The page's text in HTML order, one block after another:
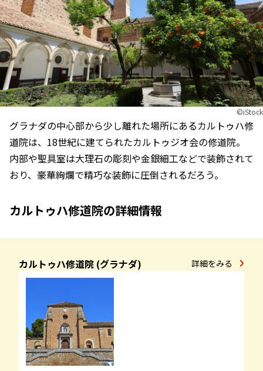
©︎iStock
グラナダの中心部から少し離れた場所にあるカルトゥハ修
道院は、18世紀に建てられたカルトゥジオ会の修道院。
内部や聖具室は大理石の彫刻や金銀細工などで装飾されて
おり、豪華絢爛で精巧な装飾に圧倒されるだろう。
カルトゥハ修道院の詳細情報
カルトゥハ修道院 (グラナダ) 詳細をみる